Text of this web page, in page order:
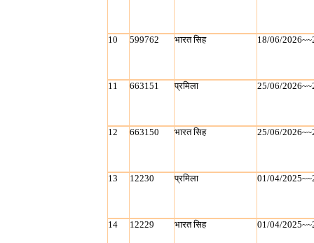
10 599762 भारत सिह 18/06/
11 663151 प्रमिला 25/06/
12 663150 भारत सिह 25/06/
13 12230 प्रमिला 01/04/
14 12229 भारत सिह 01/04/